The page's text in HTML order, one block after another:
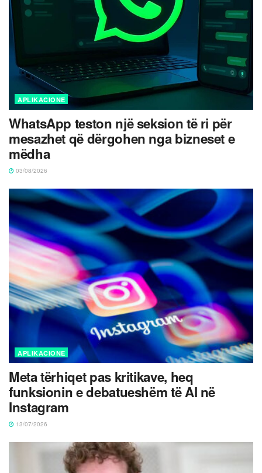
APLIKACIONE
WhatsApp teston një seksion të ri për
mesazhet që dërgohen nga bizneset e
mëdha
03/08/2026
APLIKACIONE
Meta tërhiqet pas kritikave, heq
funksionin e debatueshëm të AI në
Instagram
13/07/2026